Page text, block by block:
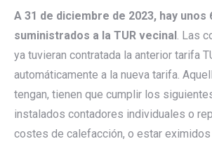
A 31 de diciembre de 2023, hay unos
suministrados a la TUR vecinal. Las
ya tuvieran contratada la anterior tarifa
automáticamente a la nueva tarifa.
tengan, tienen que cumplir los
instalados contadores individuales o
costes de calefacción, o estar